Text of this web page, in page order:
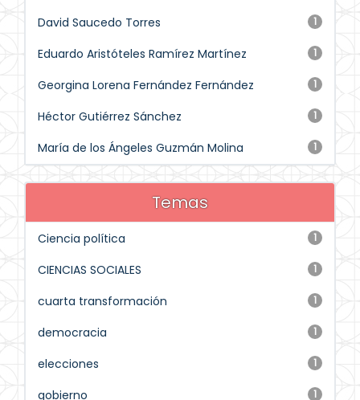
1
David Saucedo Torres
1
Eduardo Aristóteles Ramírez Martínez
1
Georgina Lorena Fernández Fernández
1
Héctor Gutiérrez Sánchez
1
María de los Ángeles Guzmán Molina
Temas
1
Ciencia política
1
CIENCIAS SOCIALES
1
cuarta transformación
1
democracia
1
elecciones
1
gobierno